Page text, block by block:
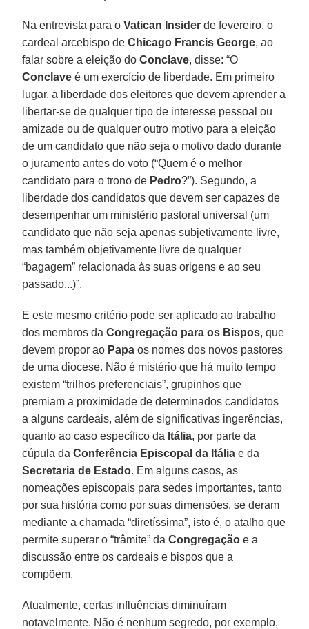
Na entrevista para oVatican Insider de fevereiro, o
cardeal arcebispo deChicago Francis George, ao
falar sobre a eleição doConclave, disse: “O
Conclave é um exercício de liberdade. Em primeiro
lugar, a liberdade dos eleitores que devem aprender a
libertar-se de qualquer tipo de interesse pessoal ou
amizade ou de qualquer outro motivo para a eleição
de um candidato que não seja o motivo dado durante
o juramento antes do voto (“Quem é o melhor
candidato para o trono de Pedro?”). Segundo, a
liberdade dos candidatos que devem ser capazes de
desempenhar um ministério pastoral universal (um
candidato que não seja apenas subjetivamente livre,
mas também objetivamente livre de qualquer
“bagagem” relacionada às suas origens e ao seu
passado...)”.
E este mesmo critério pode ser aplicado ao trabalho
dos membros daCongregação para os Bispos, que
devem propor ao Papa os nomes dos novos pastores
de uma diocese. Não é mistério que há muito tempo
existem “trilhos preferenciais”, grupinhos que
premiam a proximidade de determinados candidatos
a alguns cardeais, além de significativas ingerências,
quanto ao caso específico da Itália, por parte da
cúpula daConferência Episcopal da Itália e da
Secretaria de Estado. Em alguns casos, as
nomeações episcopais para sedes importantes, tanto
por sua história como por suas dimensões, se deram
mediante a chamada “diretíssima”, isto é, o atalho que
permite superar o “trâmite” daCongregação e a
discussão entre os cardeais e bispos que a
compõem.
Atualmente, certas influências diminuíram
notavelmente. Não é nenhum segredo, por exemplo,